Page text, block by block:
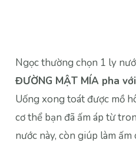
Ngọc thường chọn 1 ly
ĐƯỜNG MẬT MÍA pha
Uống xong toát được mồ
cơ thể bạn đã ấm áp từ
nước này, còn giúp làm ấm